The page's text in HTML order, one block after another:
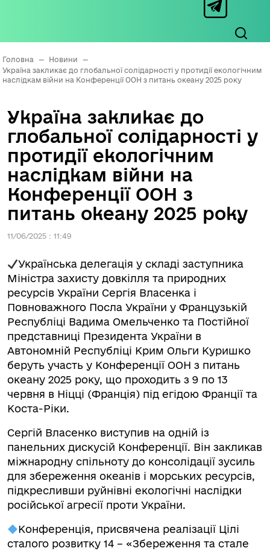
Головна — Новини
—
Україна закликає до глобальної солідарності у протидії екологічним
наслідкам війни на Конференції ООН з питань океану 2025 року
Україна закликає до
глобальної солідарності у
протидії екологічним
наслідкам війни на
Конференції ООН з
питань океану 2025 року
11/06/2025 : 11:49
Українська делегація у складі заступника
Міністра захисту довкілля та природних
ресурсів України Сергія Власенка і
Повноважного Посла України у Французькій
Республіці Вадима Омельченко та Постійної
представниці Президента України в
Автономній Республіці Крим Ольги Куришко
беруть участь у Конференції ООН з питань
океану 2025 року, що проходить з 9 по 13
червня в Ніцці (Франція) під егідою Франції та
Коста-Ріки.
Сергій Власенко виступив на одній із
панельних дискусій Конференції. Він закликав
міжнародну спільноту до консолідації зусиль
для збереження океанів і морських ресурсів,
підкресливши руйнівні екологічні наслідки
російської агресії проти України.
Конференція, присвячена реалізації Цілі
сталого розвитку 14 – «Збереження та стале